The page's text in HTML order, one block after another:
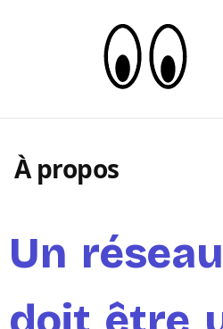
À propos
Un